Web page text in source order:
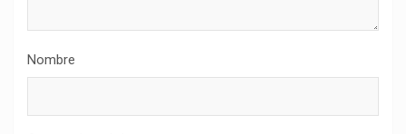
Nombre